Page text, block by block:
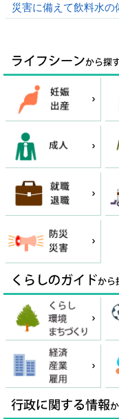
災害に備えて飲料水の